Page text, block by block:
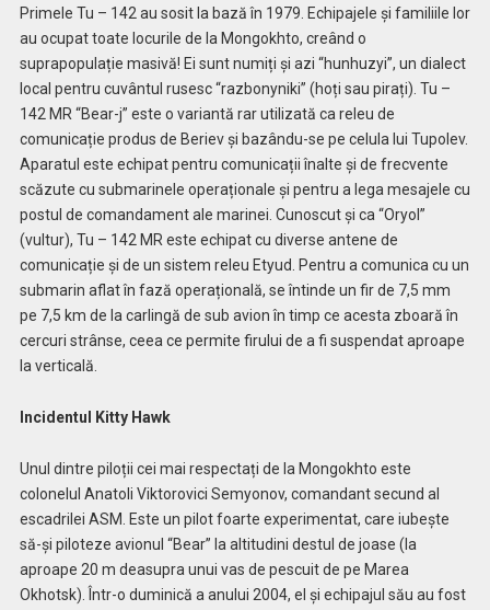
Primele Tu – 142 au sosit la bază în 1979. Echipajele și familiile lor
au ocupat toate locurile de la Mongokhto, creând o
suprapopulație masivă! Ei sunt numiți și azi “hunhuzyi”, un dialect
local pentru cuvântul rusesc “razbonyniki” (hoți sau pirați). Tu –
142 MR “Bear-j” este o variantă rar utilizată ca releu de
comunicație produs de Beriev și bazându-se pe celula lui Tupolev.
Aparatul este echipat pentru comunicații înalte și de frecvente
scăzute cu submarinele operaționale și pentru a lega mesajele cu
postul de comandament ale marinei. Cunoscut și ca “Oryol”
(vultur), Tu – 142 MR este echipat cu diverse antene de
comunicație și de un sistem releu Etyud. Pentru a comunica cu un
submarin aflat în fază operațională, se întinde un fir de 7,5 mm
pe 7,5 km de la carlingă de sub avion în timp ce acesta zboară în
cercuri strânse, ceea ce permite firului de a fi suspendat aproape
la verticală.
Incidentul Kitty Hawk
Unul dintre piloții cei mai respectați de la Mongokhto este
colonelul Anatoli Viktorovici Semyonov, comandant secund al
escadrilei ASM. Este un pilot foarte experimentat, care iubește
să-și piloteze avionul “Bear” la altitudini destul de joase (la
aproape 20 m deasupra unui vas de pescuit de pe Marea
Okhotsk). Într-o duminică a anului 2004, el și echipajul său au fost